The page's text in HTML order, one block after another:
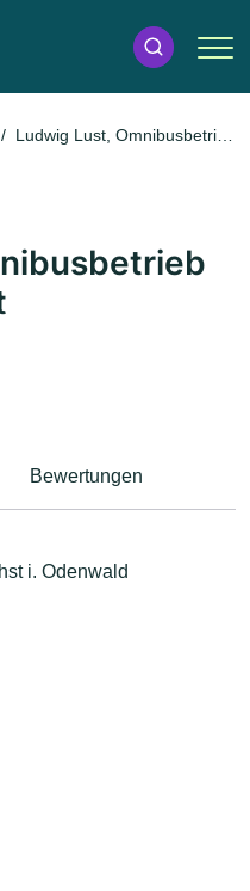
Ludwig Lust, Omnibusbetrieb
Bewertungen
i. Odenwald